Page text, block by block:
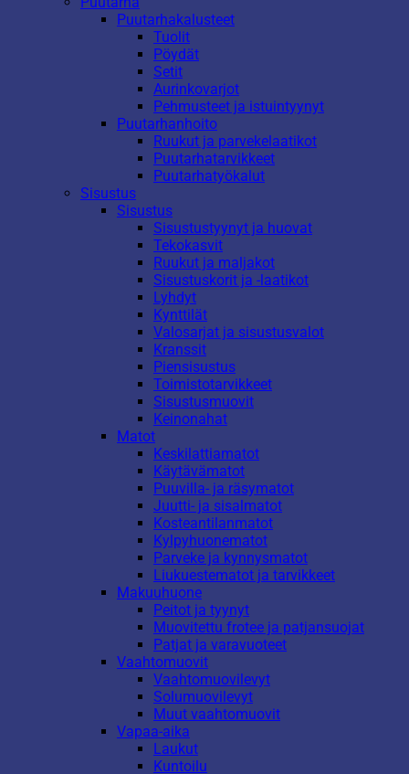
Puutarhakalusteet
Tuolit
Pöydät
Setit
Aurinkovarjot
Pehmusteet ja istuintyynyt
Puutarhanhoito
Ruukut ja parvekelaatikot
Puutarhatarvikkeet
Puutarhatyökalut
Sisustus
Sisustus
Sisustustyynyt ja huovat
Tekokasvit
Ruukut ja maljakot
Sisustuskorit ja -laatikot
Lyhdyt
Kynttilät
Valosarjat ja sisustusvalot
Kranssit
Piensisustus
Toimistotarvikkeet
Sisustusmuovit
Keinonahat
Matot
Keskilattiamatot
Käytävämatot
Puuvilla- ja räsymatot
Juutti- ja sisalmatot
Kosteantilanmatot
Kylpyhuonematot
Parveke ja kynnysmatot
Liukuestematot ja tarvikkeet
Makuuhuone
Peitot ja tyynyt
Muovitettu frotee ja patjansuojat
Patjat ja varavuoteet
Vaahtomuovit
Vaahtomuovilevyt
Solumuovilevyt
Muut vaahtomuovit
Vapaa-aika
Laukut
Kuntoilu